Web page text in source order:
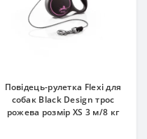
Повідець-рулетка Flexi для
собак Black Design трос
рожева розмір XS 3 м/8 кг